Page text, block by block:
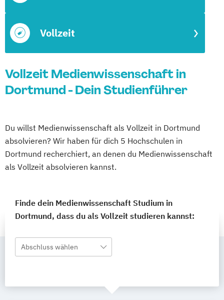
Vollzeit
Vollzeit Medienwissenschaft in
Dortmund - Dein Studienführer
Du willst Medienwissenschaft als Vollzeit in Dortmund
absolvieren? Wir haben für dich 5 Hochschulen in
Dortmund recherchiert, an denen du Medienwissenschaft
als Vollzeit absolvieren kannst.
Finde dein Medienwissenschaft Studium in
Dortmund, dass du als Vollzeit studieren kannst:
Abschluss wählen